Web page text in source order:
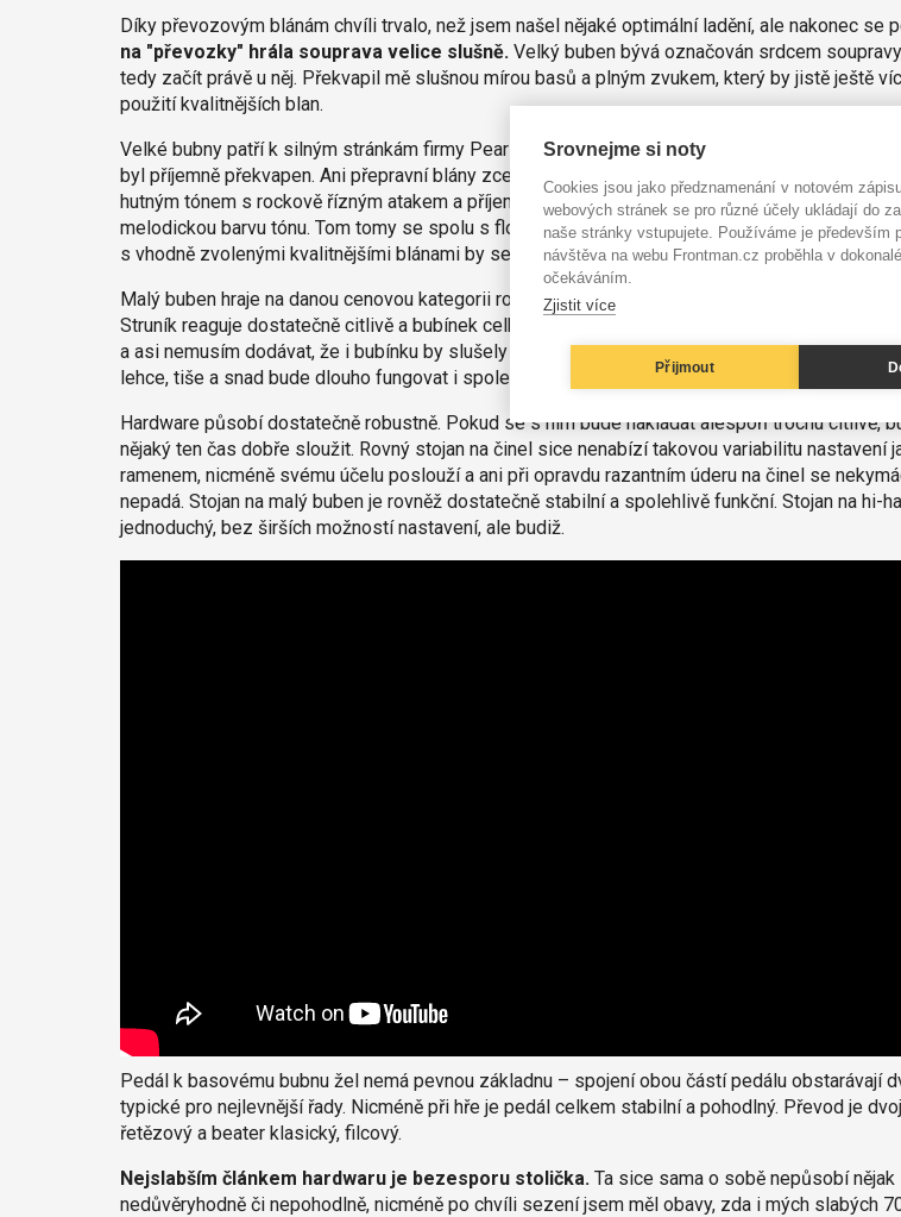
Díky převozovým blánám chvíli trvalo, než jsem našel nějaké optimální ladění, ale nakonec se
na "převozky" hrála souprava velice slušně. Velký buben bývá označován srdcem
tedy začít právě u něj. Překvapil mě slušnou mírou basů a plným zvukem, který by jistě ještě
použití kvalitnějších blan.
Velké bubny patří k silným stránkám firmy Pearl a ani tento není výjimkou. Co se tom tomů
byl příjemně překvapen. Ani přepravní blány zcela nepotlačily jejich zvukový potenciál, který
hutným tónem s rockově řízným atakem a příjemným dozvukem. Při vyšším ladění mají velmi
melodickou barvu tónu. Tom tomy se spolu s floor tomem hezky pojí a zvuk se neslévá. Také
s vhodně zvolenými kvalitnějšími blánami by se zvuk určitě posunul na další level.
Malý buben hraje na danou cenovou kategorii rovněž velice slušně, dynamicky a bez
Struník reaguje dostatečně citlivě a bubínek celkově dobře "prolézá" soupravou. Rim shot je
a asi nemusím dodávat, že i bubínku by slušely lepší blány. Jednoduchý mechanismus
lehce, tiše a snad bude dlouho fungovat i spolehlivě. Tím se dostáváme k hardwaru.
Hardware působí dostatečně robustně. Pokud se s ním bude nakládat alespoň trochu citlivě,
nějaký ten čas dobře sloužit. Rovný stojan na činel sice nenabízí takovou variabilitu nastavení
ramenem, nicméně svému účelu poslouží a ani při opravdu razantním úderu na činel se
nepadá. Stojan na malý buben je rovněž dostatečně stabilní a spolehlivě funkční. Stojan na hi-
jednoduchý, bez širších možností nastavení, ale budiž.
Pedál k basovému bubnu žel nemá pevnou základnu – spojení obou částí pedálu obstarávají
typické pro nejlevnější řady. Nicméně při hře je pedál celkem stabilní a pohodlný. Převod je
řetězový a beater klasický, filcový.
Nejslabším článkem hardwaru je bezesporu stolička.Ta sice sama o sobě nepůsobí nějak
nedůvěryhodně či nepohodlně, nicméně po chvíli sezení jsem měl obavy, zda i mých slabých
Srovnejme si noty
Cookies jsou jako předznamenání v notovém
webových stránek se pro různé účely ukládají do
naše stránky vstupujete. Používáme je především
návštěva na webu Frontman.cz proběhla v
očekáváním.
Zjistit více
Přijmout